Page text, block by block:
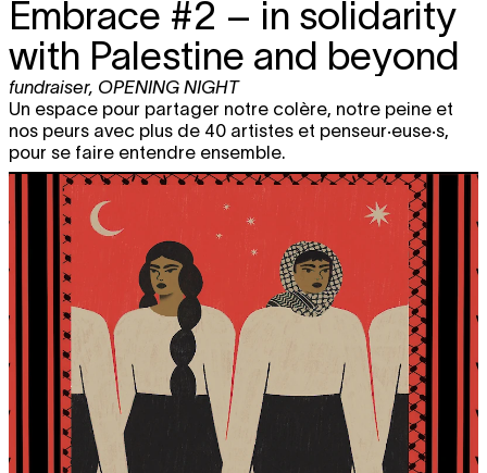
Embrace #2 – in solidarity
with Palestine and beyond
fundraiser, OPENING NIGHT
Un espace pour partager notre colère, notre peine et
nos peurs avec plus de 40 artistes et penseur·euse·s,
pour se faire entendre ensemble.